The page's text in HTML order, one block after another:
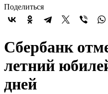
Поделиться
Сбербанк
летний
дней